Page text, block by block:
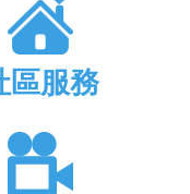
區服務